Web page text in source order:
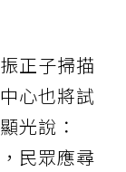
正子掃描
心也將試
光說：
民眾應尋